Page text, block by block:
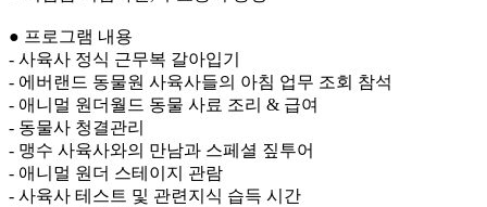
● 프로그램 내용
- 사육사 정식 근무복 갈아입기
- 에버랜드 동물원 사육사들의 아침 업무 조회 참석
- 애니멀 원더월드 동물 사료 조리 & 급여
- 동물사 청결관리
- 맹수 사육사와의 만남과 스페셜 짚투어
- 애니멀 원더 스테이지 관람
- 사육사 테스트 및 관련지식 습득 시간